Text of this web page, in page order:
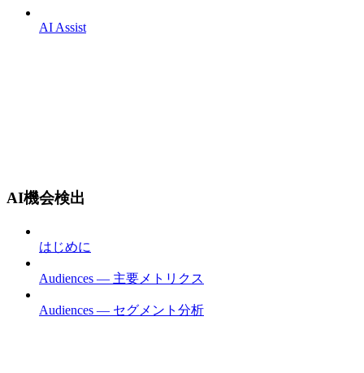
AI Assist
AI機会検出
はじめに
Audiences — 主要メトリクス
Audiences — セグメント分析